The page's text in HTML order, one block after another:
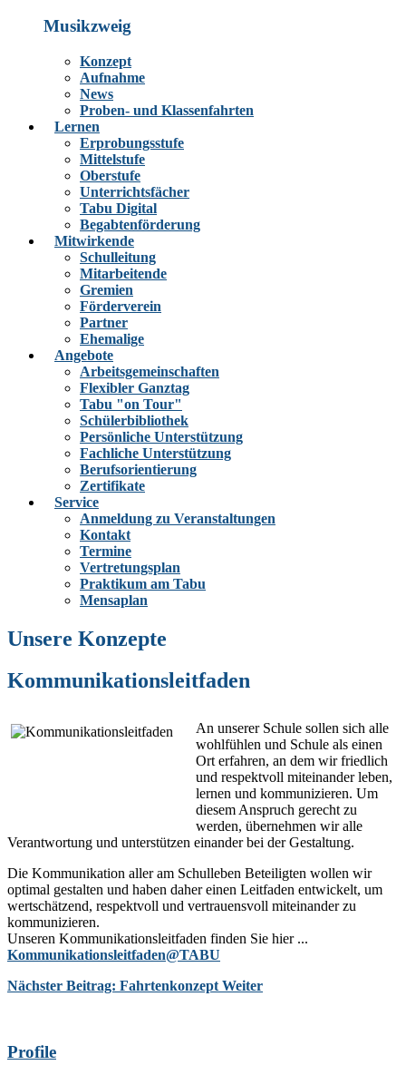
Musikzweig
Konzept
Aufnahme
News
Proben- und Klassenfahrten
Lernen
Erprobungsstufe
Mittelstufe
Oberstufe
Unterrichtsfächer
Tabu Digital
Begabtenförderung
Mitwirkende
Schulleitung
Mitarbeitende
Gremien
Förderverein
Partner
Ehemalige
Angebote
Arbeitsgemeinschaften
Flexibler Ganztag
Tabu "on Tour"
Schülerbibliothek
Persönliche Unterstützung
Fachliche Unterstützung
Berufsorientierung
Zertifikate
Service
Anmeldung zu Veranstaltungen
Kontakt
Termine
Vertretungsplan
Praktikum am Tabu
Mensaplan
Unsere Konzepte
Kommunikationsleitfaden
An unserer Schule sollen sich alle
wohlfühlen und Schule als einen
Ort erfahren, an dem wir friedlich
und respektvoll miteinander leben,
lernen und kommunizieren. Um
diesem Anspruch gerecht zu
werden, übernehmen wir alle
Verantwortung und unterstützen einander bei der Gestaltung.
Die Kommunikation aller am Schulleben Beteiligten wollen wir
optimal gestalten und haben daher einen Leitfaden entwickelt, um
wertschätzend, respektvoll und vertrauensvoll miteinander zu
kommunizieren.
Unseren Kommunikationsleitfaden finden Sie hier ...
Kommunikationsleitfaden@TABU
Nächster Beitrag: FahrtenkonzeptWeiter
Profile